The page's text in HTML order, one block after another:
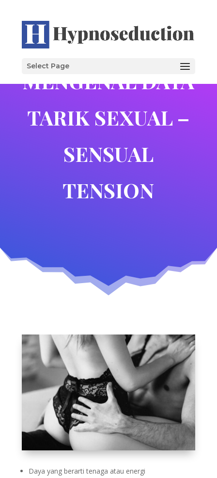
Select Page
MENGENAL DAYA
TARIK SEXUAL –
SENSUAL
TENSION
Daya yang berarti tenaga atau energi